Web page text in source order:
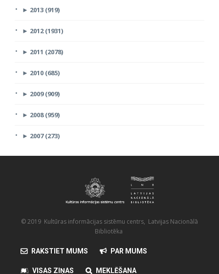
► 2013 (919)
► 2012 (1931)
► 2011 (2078)
► 2010 (685)
► 2009 (909)
► 2008 (959)
► 2007 (273)
© 2019 Kultūras informācijas sistēmu centrs, Latvijas Nacionālā
Bibliotēka
RAKSTIET MUMS PAR MUMS
VISAS ZIŅAS MEKLĒŠANA